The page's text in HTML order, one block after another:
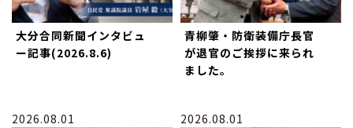
大分合同新聞インタビュ
ー記事(2026.8.6)
青柳肇・防衛装備庁長官
が退官のご挨拶に来られ
ました。
2026.08.01 2026.08.01